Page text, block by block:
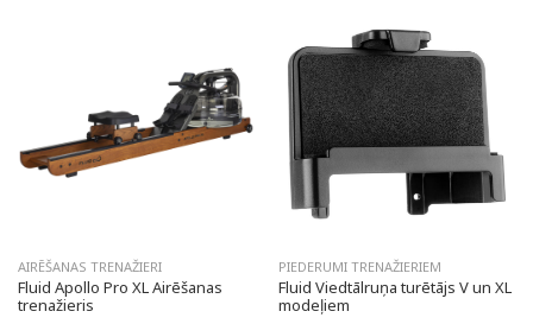
AIRĒŠANAS TRENAŽIERI
Fluid Apollo Pro XL Airēšanas
trenažieris
PIEDERUMI TRENAŽIERIEM
Fluid Viedtālruņa turētājs V un XL
modeļiem